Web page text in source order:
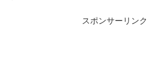
スポンサーリンク